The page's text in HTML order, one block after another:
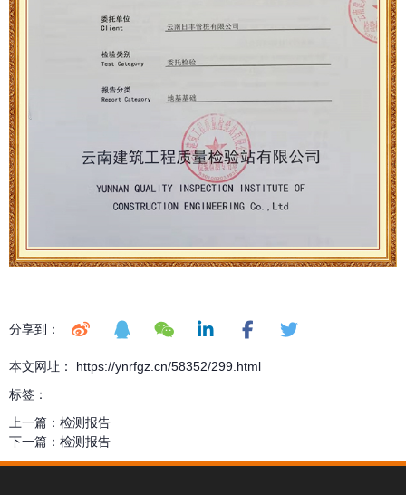
分享到：
本文网址： https://ynrfgz.cn/58352/299.html
标签：
上一篇： 检测报告
下一篇： 检测报告